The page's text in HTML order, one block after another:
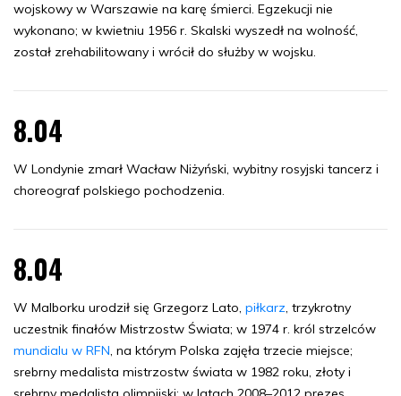
wojskowy w Warszawie na karę śmierci. Egzekucji nie
wykonano; w kwietniu 1956 r. Skalski wyszedł na wolność,
został zrehabilitowany i wrócił do służby w wojsku.
8.04
W Londynie zmarł Wacław Niżyński, wybitny rosyjski tancerz i
choreograf polskiego pochodzenia.
8.04
W Malborku urodził się Grzegorz Lato, piłkarz, trzykrotny
uczestnik finałów Mistrzostw Świata; w 1974 r. król strzelców
mundialu w RFN, na którym Polska zajęła trzecie miejsce;
srebrny medalista mistrzostw świata w 1982 roku, złoty i